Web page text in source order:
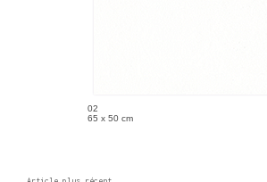
02
65 x 50 cm